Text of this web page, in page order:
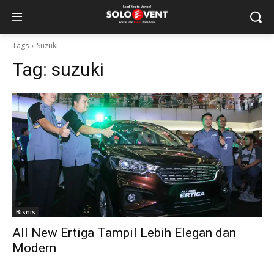
Tags Suzuki
Tag: suzuki
Bisnis
All New Ertiga Tampil Lebih Elegan dan
Modern